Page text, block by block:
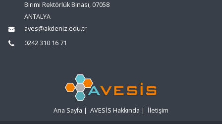
Birimi Rektörlük Binası, 07058
ANTALYA
aves@akdeniz.edu.tr
0242 310 16 71
Ana Sayfa | AVESİS Hakkında | İletişim